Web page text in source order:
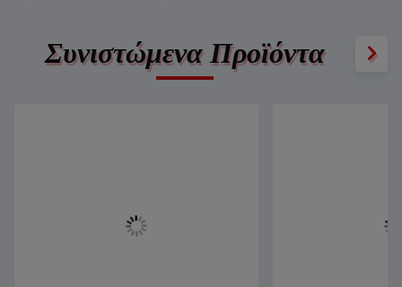
Συνιστώμενα Προϊόντα